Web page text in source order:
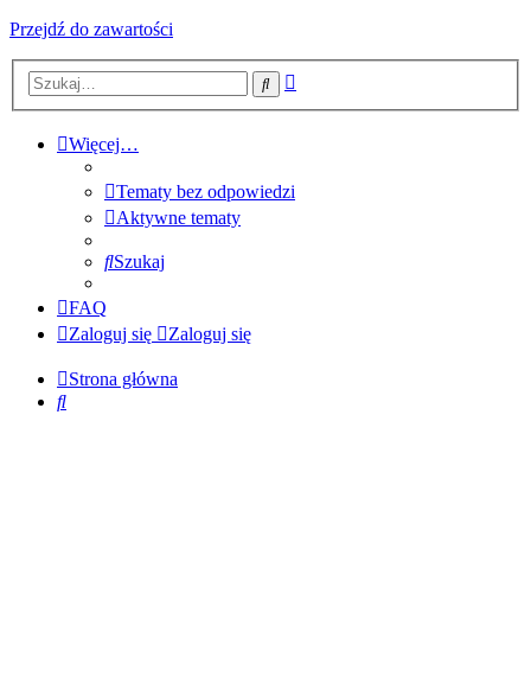
Przejdź do zawartości
Szukaj
Więcej…
Tematy bez odpowiedzi
Aktywne tematy
Szukaj
FAQ
Zaloguj się
Zaloguj się
Strona główna
Szukaj